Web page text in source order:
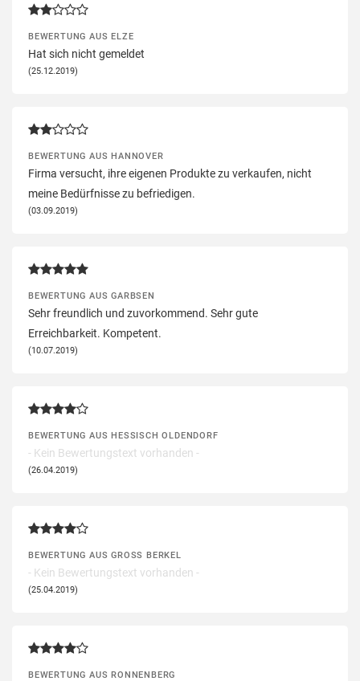
BEWERTUNG AUS ELZE
Hat sich nicht gemeldet
(25.12.2019)
BEWERTUNG AUS HANNOVER
Firma versucht, ihre eigenen Produkte zu verkaufen, nicht
meine Bedürfnisse zu befriedigen.
(03.09.2019)
BEWERTUNG AUS GARBSEN
Sehr freundlich und zuvorkommend. Sehr gute
Erreichbarkeit. Kompetent.
(10.07.2019)
BEWERTUNG AUS HESSISCH OLDENDORF
- Kein Bewertungstext vorhanden -
(26.04.2019)
BEWERTUNG AUS GROSS BERKEL
- Kein Bewertungstext vorhanden -
(25.04.2019)
BEWERTUNG AUS RONNENBERG